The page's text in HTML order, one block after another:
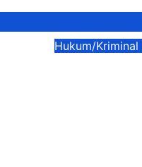
Hukum/Kriminal